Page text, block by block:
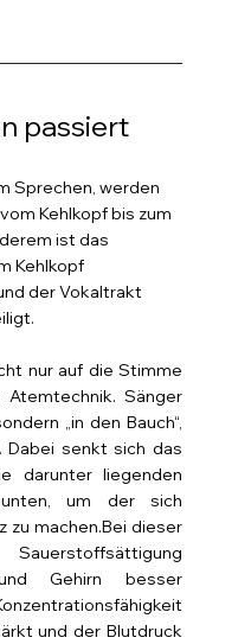
passiert
Sprechen, werden
Kehlkopf bis zum
ist das
Kehlkopf
der Vokaltrakt
nur auf die Stimme
Sänger
„in den Bauch“,
Dabei senkt sich das
darunter liegenden
unten, um der sich
zu machen.Bei dieser
Gehirn besser
und der Blutdruck